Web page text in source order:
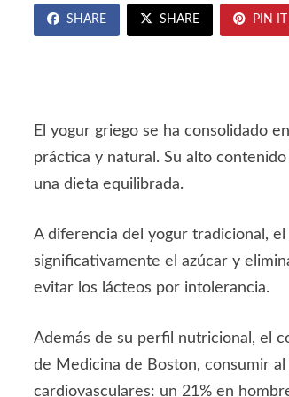
SHARE SHARE PIN IT
El yogur griego se ha consolidado
práctica y natural. Su alto
una dieta equilibrada.
A diferencia del yogur tradicional,
significativamente el azúcar y
evitar los lácteos por intolerancia.
Además de su perfil nutricional, el
de Medicina de Boston, consumir
cardiovasculares: un 21% en